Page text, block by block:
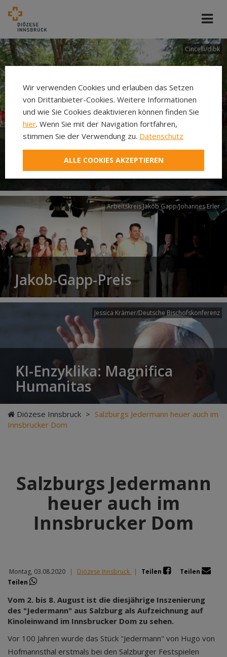
Cincelli/dibk
Neuer Pilgerweg Via
Laudato si’
Arbeitskreis Jakob Gapp/Johannes Erler
Jakob-Gapp-Preis
Jessica Krämer/Deutsche Bischofskonferenz
KI-Enzyklika: Magnifica
Humanitas
Diözese Innsbruck > Salzburgs Jedermann heuer auch im
Innsbrucker Dom
Salzburgs Jedermann
heuer auch im
Innsbrucker Dom
Montag, 03.08.2020 | Diözese Innsbruck | Teilen
Teilen
Teilen
Vom 2. bis 8. August ist die diesjährige Inszenierung
des "Jedermann" aus Salzburg als Aufzeichnung auf
Kinoleinwand im Innsbrucker Dom zu sehen.
Vor 100 Jahren wurde das Stück "Jedermann" von Hugo von
Hofmannsthal erstmals bei den Salzburger Festspielen
Wir verwenden Cookies und erlauben das Setzen
von Drittanbieter-Cookies. Weitere Informationen
und wie Sie Cookies deaktivieren können finden Sie
hier. Wenn Sie mit der Navigation fortfahren,
stimmen Sie der Verwendung zu. Datenschutz
ALLE COOKIES AKZEPTIEREN